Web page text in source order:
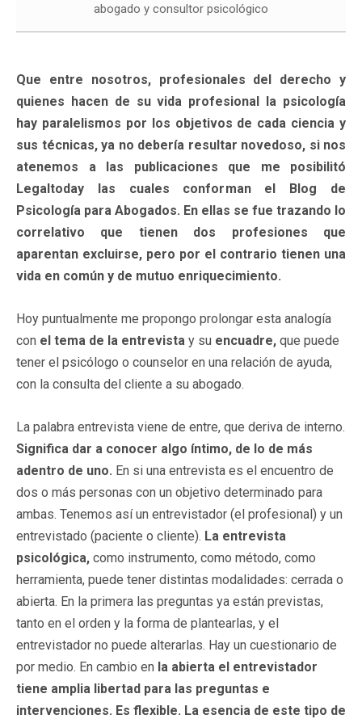
abogado y consultor psicológico
Que entre nosotros, profesionales del derecho y
quienes hacen de su vida profesional la psicología
hay paralelismos por los objetivos de cada ciencia y
sus técnicas, ya no debería resultar novedoso, si nos
atenemos a las publicaciones que me posibilitó
Legaltoday las cuales conforman el Blog de
Psicología para Abogados. En ellas se fue trazando lo
correlativo que tienen dos profesiones que
aparentan excluirse, pero por el contrario tienen una
vida en común y de mutuo enriquecimiento.
Hoy puntualmente me propongo prolongar esta analogía
con el tema de la entrevista y su encuadre, que puede
tener el psicólogo o counselor en una relación de ayuda,
con la consulta del cliente a su abogado.
La palabra entrevista viene de entre, que deriva de interno.
Significa dar a conocer algo íntimo, de lo de más
adentro de uno. En si una entrevista es el encuentro de
dos o más personas con un objetivo determinado para
ambas. Tenemos así un entrevistador (el profesional) y un
entrevistado (paciente o cliente). La entrevista
psicológica, como instrumento, como método, como
herramienta, puede tener distintas modalidades: cerrada o
abierta. En la primera las preguntas ya están previstas,
tanto en el orden y la forma de plantearlas, y el
entrevistador no puede alterarlas. Hay un cuestionario de
por medio. En cambio en la abierta el entrevistador
tiene amplia libertad para las preguntas e
intervenciones. Es flexible. La esencia de este tipo de